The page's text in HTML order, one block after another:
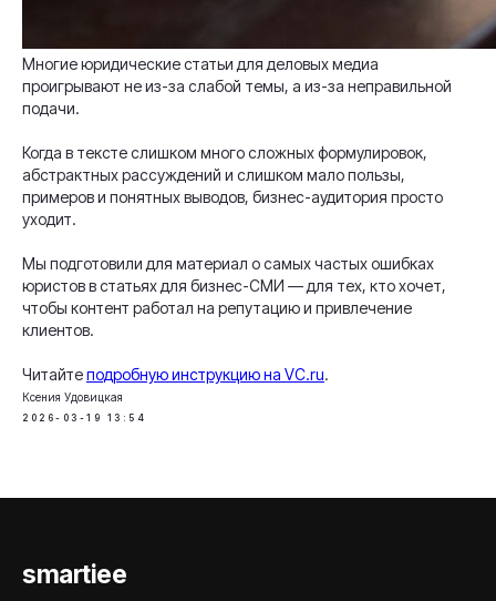
Многие юридические статьи для деловых медиа
проигрывают не из-за слабой темы, а из-за неправильной
подачи.
Когда в тексте слишком много сложных формулировок,
абстрактных рассуждений и слишком мало пользы,
примеров и понятных выводов, бизнес-аудитория просто
уходит.
Мы подготовили для материал о самых частых ошибках
юристов в статьях для бизнес-СМИ — для тех, кто хочет,
чтобы контент работал на репутацию и привлечение
клиентов.
Читайтеподробную инструкцию на VC.ru.
Ксения Удовицкая
2026-03-19 13:54
smartiee